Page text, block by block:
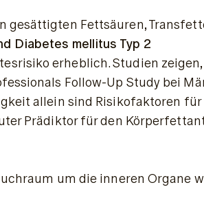
gesättigten Fettsäuren,
Diabetes mellitus Typ 2
erheblich. Studien
Follow-Up Study bei
allein sind Risikofaktoren
Prädiktor für den
um die inneren